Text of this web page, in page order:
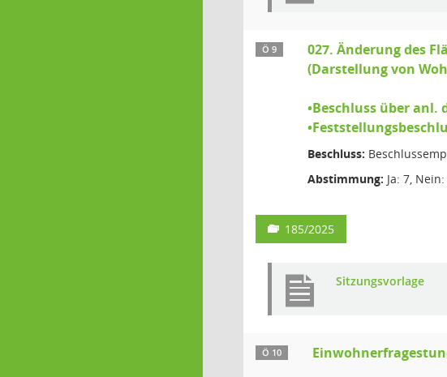
Ö 9
027. Änderung des
(Darstellung von
•Beschluss über anl.
Beschluss:
Abstimmung: Ja: 7,
185/2025
Sitzungsvorlage
Ö 10